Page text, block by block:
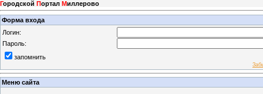
Городской Портал Миллерово
Форма входа
Логин:
Пароль:
запомнить
Меню сайта